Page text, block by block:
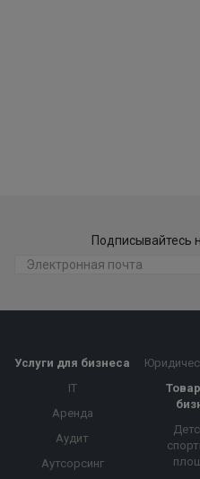
Подписывайтесь
Услуги для бизнеса
IT
Аренда
Аудит
Аутсорсинг